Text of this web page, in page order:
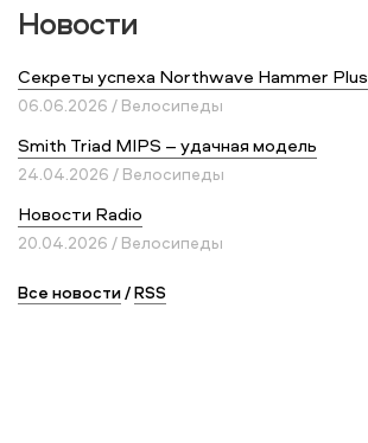
Новости
Секреты успеха Northwave Hammer Plus
06.06.2026 / Велосипеды
Smith Triad MIPS – удачная модель
24.04.2026 / Велосипеды
Новости Radio
20.04.2026 / Велосипеды
Все новости/RSS